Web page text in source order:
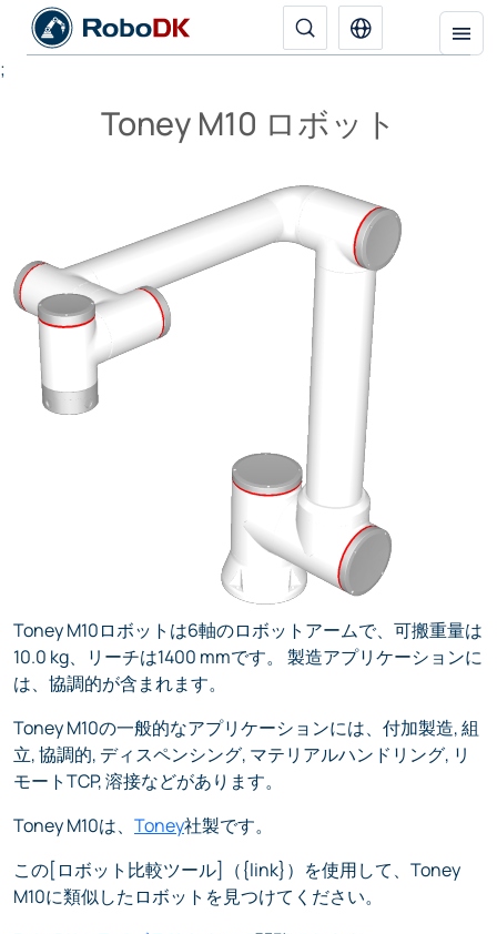
;
Toney M10 ロボット
Toney M10ロボットは6軸のロボットアームで、可搬重量は
10.0 kg、リーチは1400 mmです。 製造アプリケーションに
は、協調的が含まれます。
Toney M10の一般的なアプリケーションには、付加製造, 組
立, 協調的, ディスペンシング, マテリアルハンドリング, リ
モートTCP, 溶接などがあります。
Toney M10は、 Toney社製です。
この[ロボット比較ツール]（{link}）を使用して、Toney
M10に類似したロボットを見つけてください。